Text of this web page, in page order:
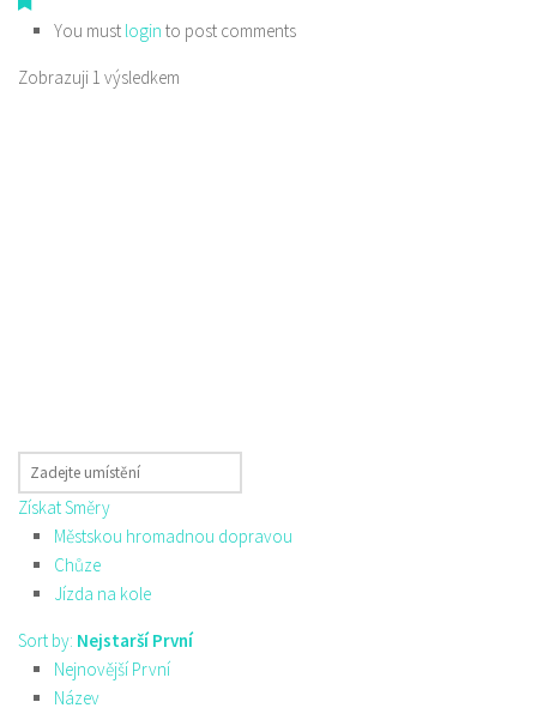
You must login to post comments
Zobrazuji 1 výsledkem
Získat Směry
Městskou hromadnou dopravou
Chůze
Jízda na kole
Sort by: Nejstarší První
Nejnovější První
Název